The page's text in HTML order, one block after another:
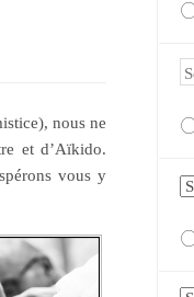
nous ne
et d’Aïkido.
vous y